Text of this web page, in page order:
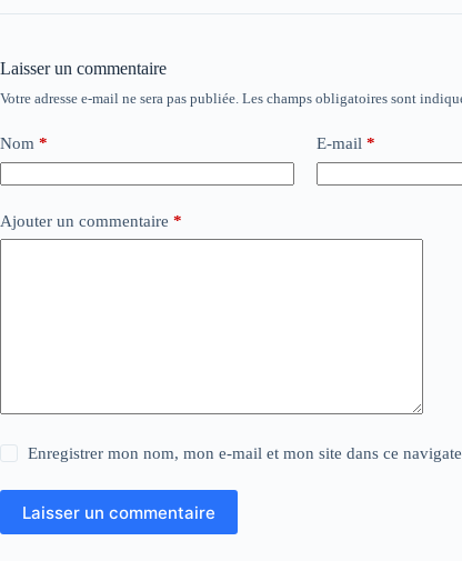
Laisser un commentaire
Votre adresse e-mail ne sera pas publiée. Les champs obligatoires sont
Nom * E-mail *
Ajouter un commentaire *
Enregistrer mon nom, mon e-mail et mon site dans ce
Laisser un commentaire